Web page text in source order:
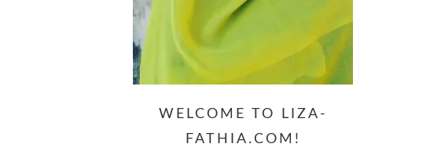
WELCOME TO LIZA-
FATHIA.COM!